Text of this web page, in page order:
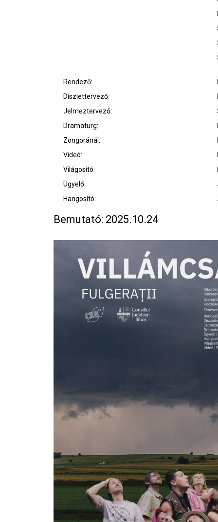
Rendező:
Díszlettervező:
Jelmeztervező:
Dramaturg:
Zongoránál:
Videó:
Világosító:
Ügyelő:
Hangosító:
Bemutató: 2025.10.24